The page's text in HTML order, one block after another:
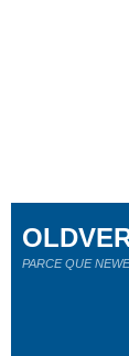
PARCE QUE